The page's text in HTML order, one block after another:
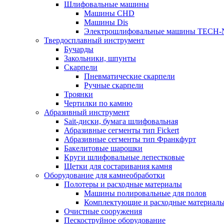
Шлифовальные машины
Машины CHD
Машины Dis
Электрошлифовальные машины TECH-
Твердосплавный инструмент
Бучарды
Закольники, шпунты
Скарпели
Пневматические скарпели
Ручные скарпели
Троянки
Чертилки по камню
Абразивный инструмент
Sait-диски, бумага шлифовальная
Абразивные сегменты тип Fickert
Абразивные сегменты тип Франкфурт
Бакелитовые шарошки
Круги шлифовальные лепестковые
Щетки для состаривания камня
Оборудование для камнеобработки
Полотеры и расходные материалы
Машины полировальные для полов
Комплектующие и расходные
Очистные сооружения
Пескоструйное оборудование